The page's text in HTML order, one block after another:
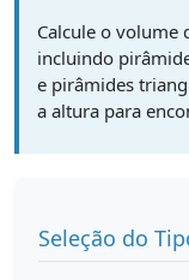
Calcule o volume
incluindo
e pirâmides
a altura para
Seleção do